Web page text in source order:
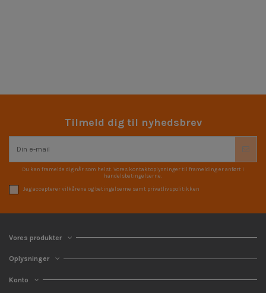
Tilmeld dig til nyhedsbrev
Du kan framelde dig når som helst. Vores kontaktoplysninger til framelding er anført i
handelsbetingelserne.
Jeg accepterer vilkårene og betingelserne samt privatlivspolitikken
Vores produkter
Oplysninger
Konto